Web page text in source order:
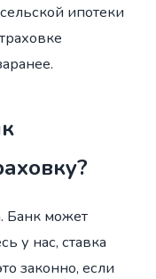
ипотеки
Банк может
у нас, ставка
законно, если